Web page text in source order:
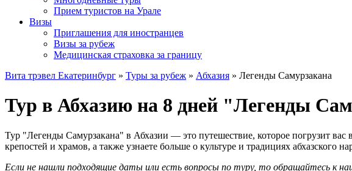
Прием туристов на Урале
Визы
Приглашения для иностранцев
Визы за рубеж
Медицинская страховка за границу
Вита трэвел Екатеринбург » Туры за рубеж » Абхазия » Легенды Самурзакана
Тур в Абхазию на 8 дней "Легенды
Тур "Легенды Самурзакана" в Абхазии — это путешествие, которое погрузит
крепостей и храмов, а также узнаете больше о культуре и традициях абхазского
Если не нашли подходящие даты или есть вопросы по туру, то обращайтесь к